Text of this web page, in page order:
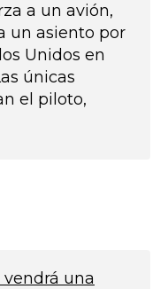
a un avión,
un asiento por
Unidos en
únicas
el piloto,
vendrá una